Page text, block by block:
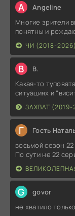
A Angeline
Многие зрители
понятны и
ЧИ (2018-2026)
В В.
Какая-то
ситуациях и
ЗАХВАТ (2019-
Г Гость
восьмой сезон
По сути не 22
G govor
не хватило